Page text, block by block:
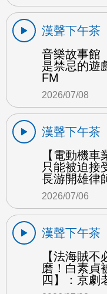
漢聲下午茶
音樂故事館
是禁忌的遊
FM
2026/07/08
漢聲下午茶
【電動機
只能被迫接
長游開雄律
2026/07/06
漢聲下午茶
【法海賊
磨！白素貞
四】：京劇